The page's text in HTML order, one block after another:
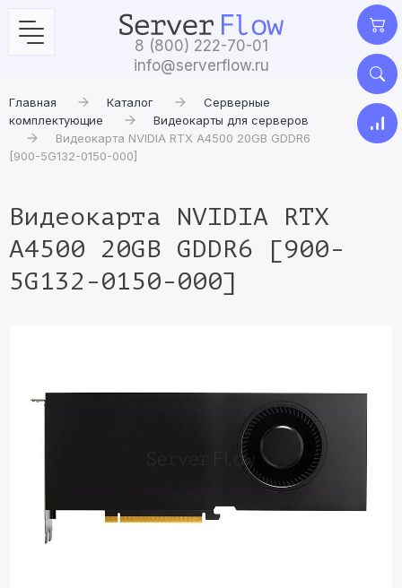
8 (800) 222-70-01
info@serverflow.ru
Главная Каталог
Серверные
комплектующие
Видеокарты для серверов
Видеокарта NVIDIA RTX A4500 20GB GDDR6
[900-5G132-0150-000]
Видеокарта NVIDIA RTX
A4500 20GB GDDR6 [900-
5G132-0150-000]